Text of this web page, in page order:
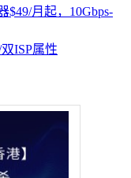
$49/月起，10Gbps-
ISP属性